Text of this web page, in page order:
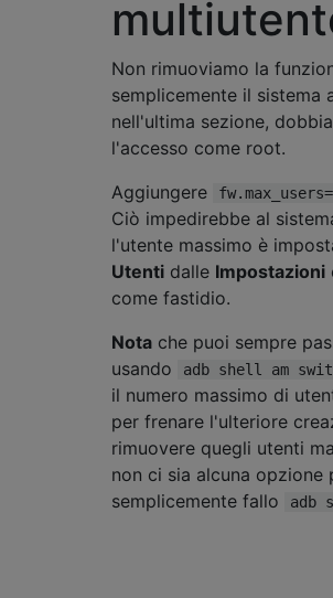
Non rimuoviamo la
semplicemente il sistema
nell'ultima sezione,
l'accesso come root.
Aggiungere
Ciò impedirebbe al
l'utente massimo è
Utenti dalle Impostazioni
come fastidio.
Nota che puoi sempre
usando
adb shell am
il numero massimo di
per frenare l'ulteriore
rimuovere quegli utenti
non ci sia alcuna opzione
semplicemente fallo
adb